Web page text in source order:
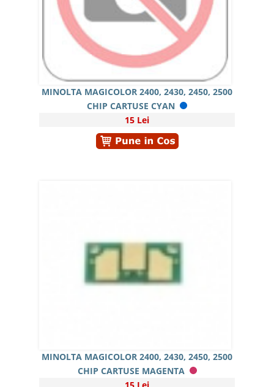
MINOLTA MAGICOLOR 2400, 2430, 2450, 2500
CHIP CARTUSE CYAN
15 Lei
MINOLTA MAGICOLOR 2400, 2430, 2450, 2500
CHIP CARTUSE MAGENTA
15 Lei